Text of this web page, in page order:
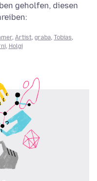
geholfen, diesen
, Artist graba Tobias
, Holgi